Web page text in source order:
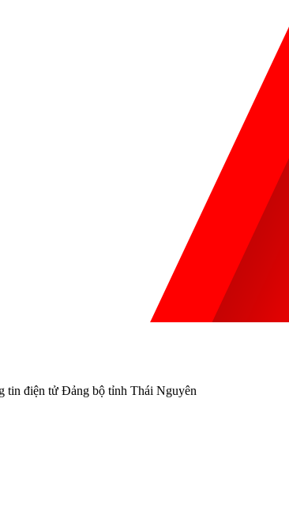
tin điện tử Đảng bộ tỉnh Thái Nguyên